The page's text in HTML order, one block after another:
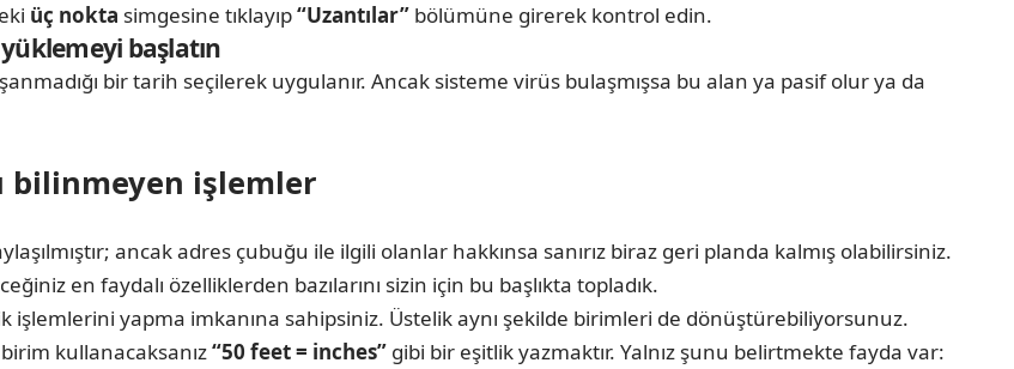
üç nokta simgesine tıklayıp“Uzantılar” bölümüne girerek kontrol edin.
başlatın
bir tarih seçilerek uygulanır. Ancak sisteme virüs bulaşmışsa bu alan ya pasif olur ya da
bilinmeyen işlemler
ancak adres çubuğu ile ilgili olanlar hakkınsa sanırız biraz geri planda kalmış olabilirsiniz.
en faydalı özelliklerden bazılarını sizin için bu başlıkta topladık.
yapma imkanına sahipsiniz. Üstelik aynı şekilde birimleri de dönüştürebiliyorsunuz.
kullanacaksanız“50 feet = inches” gibi bir eşitlik yazmaktır. Yalnız şunu belirtmekte fayda var: